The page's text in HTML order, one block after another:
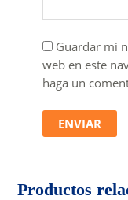
Guardar mi
web en este
haga un
Productos